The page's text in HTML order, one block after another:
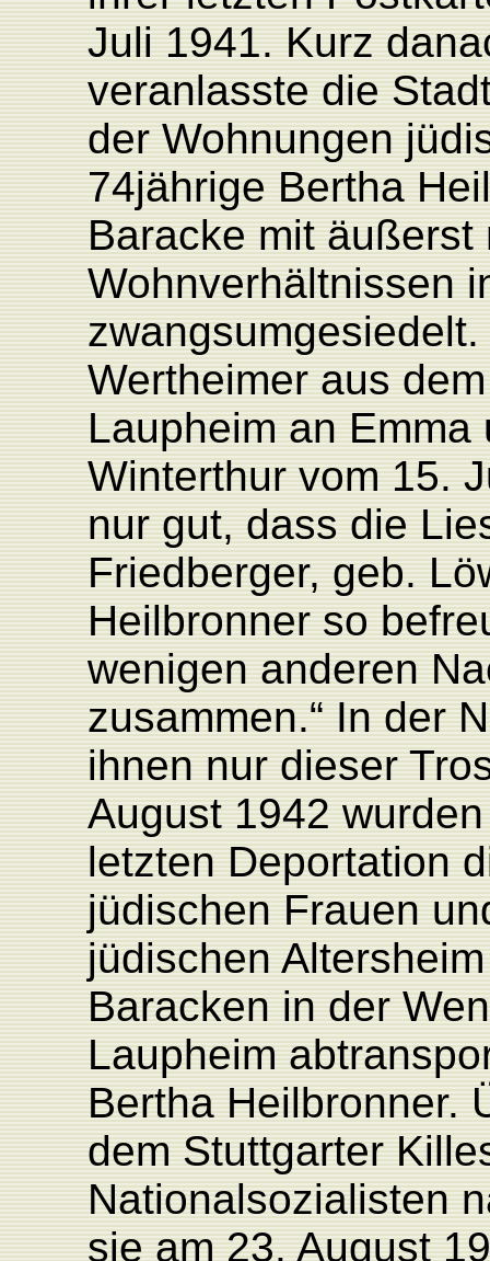
Juli 1941. Kurz
veranlasste die
der Wohnungen
74jährige Bertha
Baracke mit äußerst
Wohnverhältnissen
Wertheimer aus
Laupheim an
Winterthur vom 15.
nur gut, dass die
Friedberger, geb.
Heilbronner so
wenigen anderen
zusammen.“ In der
ihnen nur dieser
August 1942
letzten Deportation
jüdischen Frauen
jüdischen
Baracken in der
Laupheim
Bertha Heilbronner.
dem Stuttgarter
Nationalsozialisten
sie am 23. August